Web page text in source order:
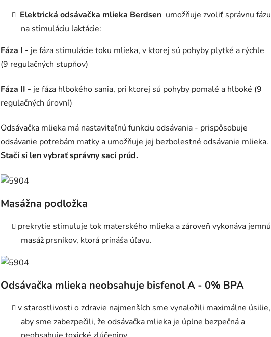
Elektrická odsávačka mlieka Berdsen umožňuje zvoliť správnu fázu
na stimuláciu laktácie:
Fáza I - je fáza stimulácie toku mlieka, v ktorej sú pohyby plytké a rýchle
(9 regulačných stupňov)
Fáza II - je fáza hlbokého sania, pri ktorej sú pohyby pomalé a hlboké (9
regulačných úrovní)
Odsávačka mlieka má nastaviteľnú funkciu odsávania - prispôsobuje
odsávanie potrebám matky a umožňuje jej bezbolestné odsávanie mlieka.
Stačí si len vybrať správny sací prúd.
Masážna podložka
prekrytie stimuluje tok materského mlieka a zároveň vykonáva jemnú
masáž prsníkov, ktorá prináša úľavu.
Odsávačka mlieka neobsahuje bisfenol A - 0% BPA
v starostlivosti o zdravie najmenších sme vynaložili maximálne úsilie,
aby sme zabezpečili, že odsávačka mlieka je úplne bezpečná a